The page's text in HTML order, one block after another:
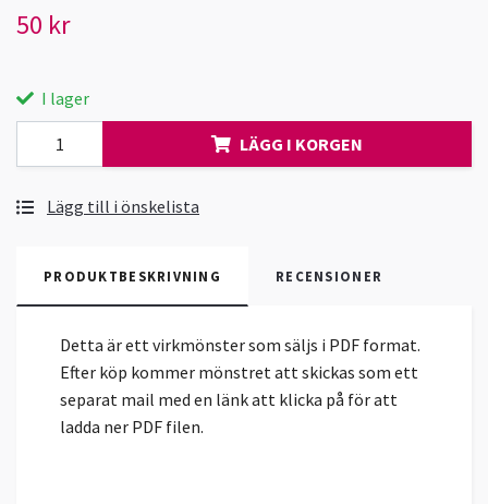
50 kr
I lager
LÄGG I KORGEN
Lägg till i önskelista
PRODUKTBESKRIVNING RECENSIONER
Detta är ett virkmönster som säljs i PDF format.
Efter köp kommer mönstret att skickas som ett
separat mail med en länk att klicka på för att
ladda ner PDF filen.